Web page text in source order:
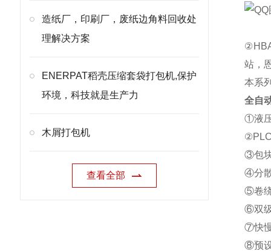
造纸厂，印刷厂，废纸边角料回收处
理解决方案
ENERPAT稻壳压缩套袋打包机,保护
环境，科技就是生产力
木屑打包机
查看全部
站，
本系
全自
①液
③包
④分
⑤卷
⑥双
⑦快
⑧预